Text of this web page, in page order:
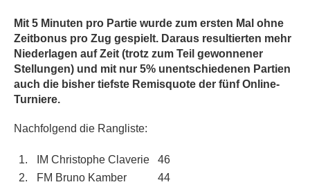
Mit 5 Minuten pro Partie wurde zum ersten Mal ohne
Zeitbonus pro Zug gespielt. Daraus resultierten mehr
Niederlagen auf Zeit (trotz zum Teil gewonnener
Stellungen) und mit nur 5% unentschiedenen Partien
auch die bisher tiefste Remisquote der fünf Online-
Turniere.
Nachfolgend die Rangliste:
1. IM Christophe Claverie
46
2.
FM Bruno Kamber
44